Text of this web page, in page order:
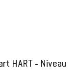
HART - Niveau